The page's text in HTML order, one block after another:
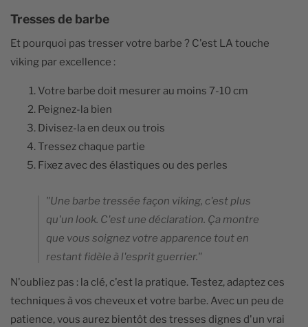
Tresses de barbe
Et pourquoi pas tresser votre barbe ? C'est LA touche
viking par excellence :
Votre barbe doit mesurer au moins 7-10 cm
Peignez-la bien
Divisez-la en deux ou trois
Tressez chaque partie
Fixez avec des élastiques ou des perles
"Une barbe tressée façon viking, c'est plus
qu'un look. C'est une déclaration. Ça montre
que vous soignez votre apparence tout en
restant fidèle à l'esprit guerrier."
N'oubliez pas : la clé, c'est la pratique. Testez, adaptez ces
techniques à vos cheveux et votre barbe. Avec un peu de
patience, vous aurez bientôt des tresses dignes d'un vrai